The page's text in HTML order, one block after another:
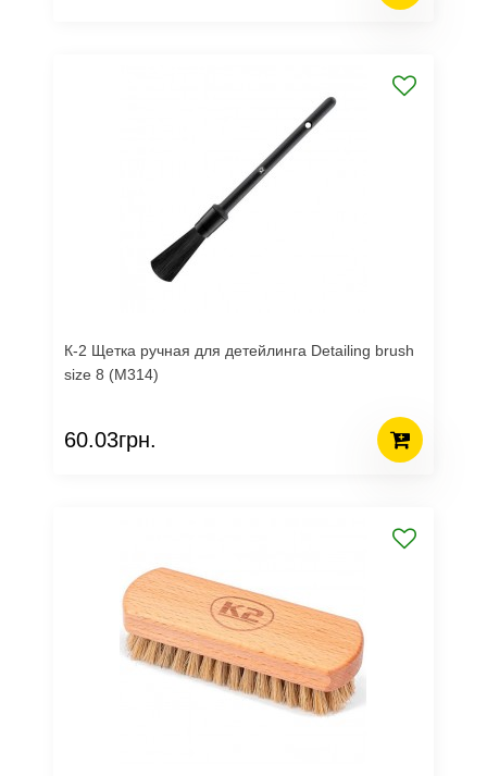
К-2 Щетка ручная для детейлинга Detailing brush
size 8 (M314)
60.03грн.